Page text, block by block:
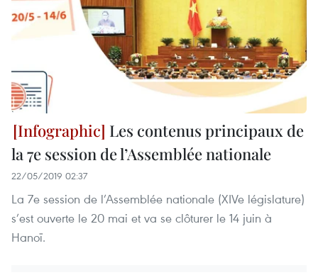
Les contenus principaux de
la 7e session de l’Assemblée nationale
22/05/2019 02:37
La 7e session de l’Assemblée nationale (XIVe législature)
s’est ouverte le 20 mai et va se clôturer le 14 juin à
Hanoï.